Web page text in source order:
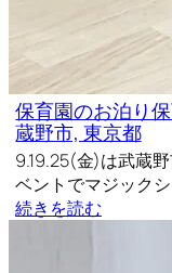
保育園のお泊り
蔵野市, 東京都
9.19.25(金)は武蔵
ベントでマジック
続きを読む